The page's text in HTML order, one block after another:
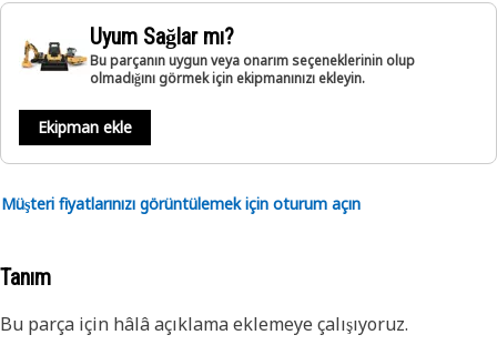
Uyum Sağlar mı?
Bu parçanın uygun veya onarım seçeneklerinin olup
olmadığını görmek için ekipmanınızı ekleyin.
Ekipman ekle
Müşteri fiyatlarınızı görüntülemek için oturum açın
Tanım
Bu parça için hâlâ açıklama eklemeye çalışıyoruz.